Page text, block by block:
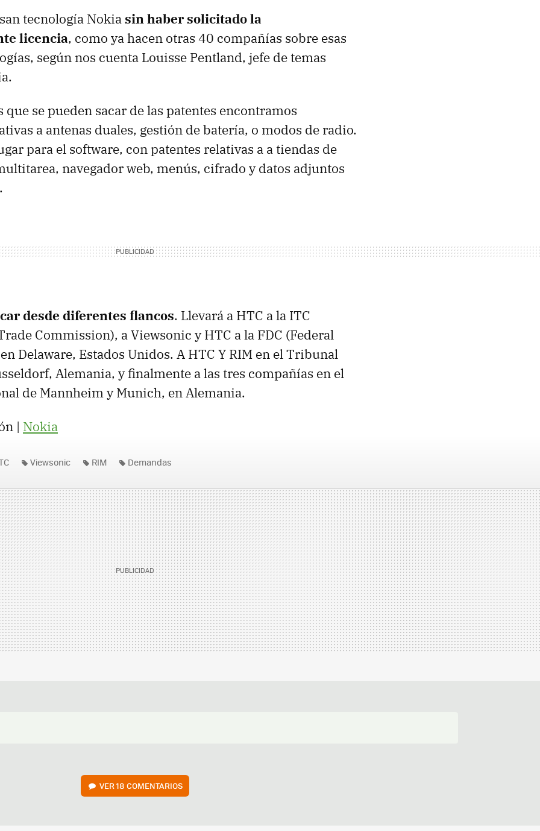
tecnología Nokiasin haber solicitado la
licencia, como ya hacen otras 40 compañías sobre esas
según nos cuenta Louisse Pentland, jefe de temas
que se pueden sacar de las patentes encontramos
a antenas duales, gestión de batería, o modos de radio.
para el software, con patentes relativas a a tiendas de
navegador web, menús, cifrado y datos adjuntos
desde diferentes flancos. Llevará a HTC a la ITC
Commission), a Viewsonic yHTC a la FDC (Federal
Delaware, Estados Unidos. A HTC Y RIM en el Tribunal
Alemania, y finalmente a las tres compañías en el
de Mannheim y Munich, en Alemania.
| Nokia
Viewsonic RIM Demandas
VER18 COMENTARIOS